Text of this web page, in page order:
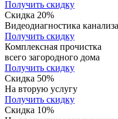
Получить скидку
Скидка 20%
Видеодиагностика
Получить скидку
Комплексная прочистка
всего загородного дома
Получить скидку
Скидка 50%
На вторую услугу
Получить скидку
Скидка 10%